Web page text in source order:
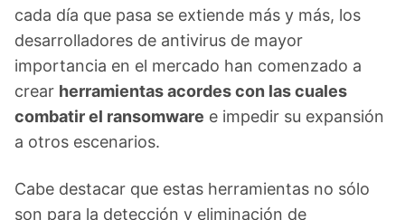
cada día que pasa se extiende más y más, los
desarrolladores de antivirus de mayor
importancia en el mercado han comenzado a
crear herramientas acordes con las cuales
combatir el ransomware e impedir su expansión
a otros escenarios.
Cabe destacar que estas herramientas no sólo
son para la detección y eliminación de